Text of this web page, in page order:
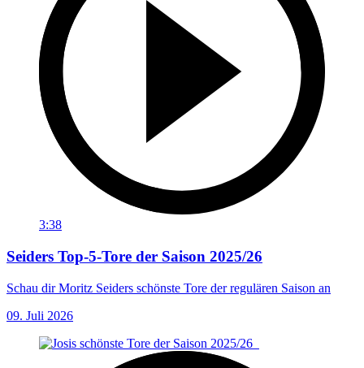
3:38
Seiders Top-5-Tore der Saison 2025/26
Schau dir Moritz Seiders schönste Tore der regulären Saison an
09. Juli 2026